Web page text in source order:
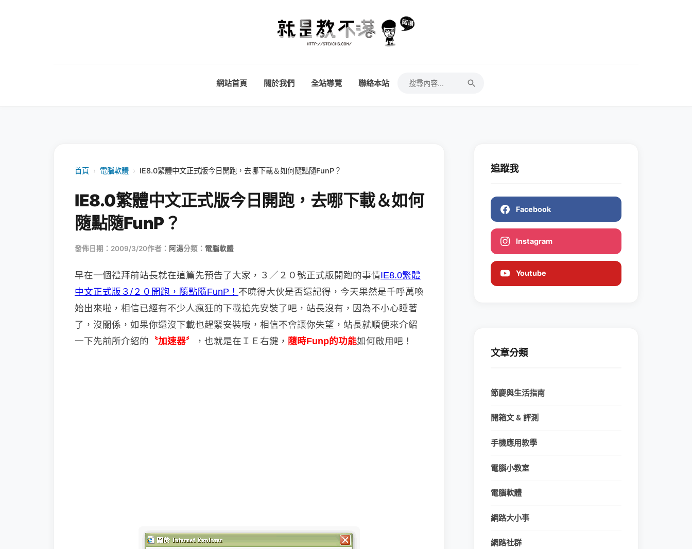
網站首頁 關於我們 全站導覽 聯絡本站
首頁 › 電腦軟體 › IE8.0繁體中文正式版今日開跑，去哪下載＆如何隨點隨FunP？
IE8.0繁體中文正式版今日開跑，去哪下載＆如何
隨點隨FunP？
發佈日期：2009/3/20作者： 阿湯分類： 電腦軟體
早在一個禮拜前站長就在這篇先預告了大家，３／２０號正式版開跑的事情IE8.0繁體
中文正式版３/２０開跑，隨點隨FunP！ 不曉得大伙是否還記得，今天果然是千呼萬喚
始出來啦，相信已經有不少人瘋狂的下載搶先安裝了吧，站長沒有，因為不小心睡著
了，沒關係，如果你還沒下載也趕緊安裝哦，相信不會讓你失望，站長就順便來介紹
一下先前所介紹的 〝加速器〞 ，也就是在ＩＥ右鍵， 隨時Funp的功能如何啟用吧！
追蹤我
Facebook
Instagram
Youtube
文章分類
節慶與生活指南
開箱文 & 評測
手機應用教學
電腦小教室
電腦軟體
網路大小事
網路社群